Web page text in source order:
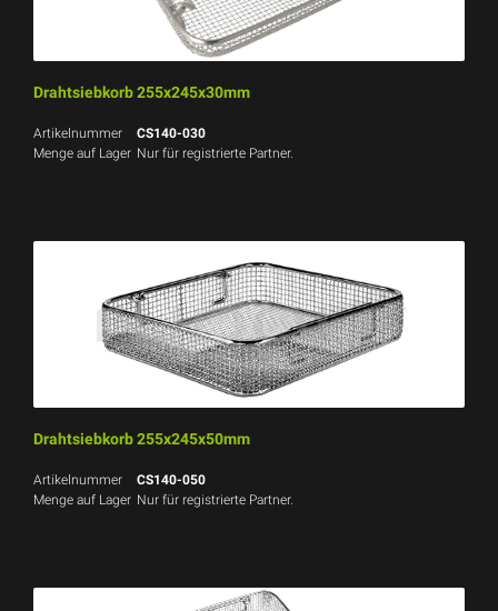
Drahtsiebkorb 255x245x30mm
Artikelnummer
CS140-030
Menge auf Lager Nur für registrierte Partner.
Drahtsiebkorb 255x245x50mm
Artikelnummer
CS140-050
Menge auf Lager Nur für registrierte Partner.